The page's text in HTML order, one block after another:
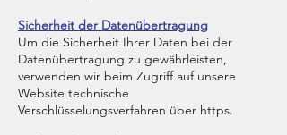
Sicherheit der Datenübertragung
Um die Sicherheit Ihrer Daten bei der
Datenübertragung zu gewährleisten,
verwenden wir beim Zugriff auf unsere
Website technische
Verschlüsselungsverfahren über https.